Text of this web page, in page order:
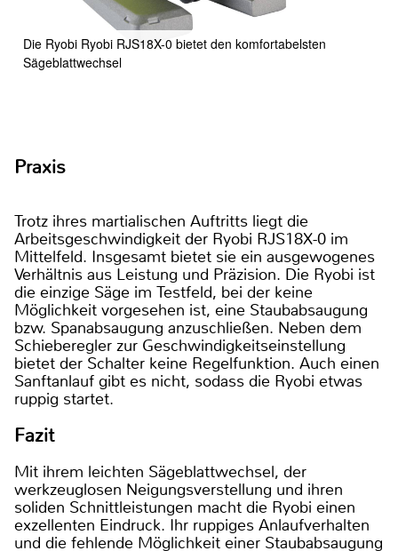
Die Ryobi Ryobi RJS18X-0 bietet den komfortabelsten
Sägeblattwechsel
Praxis
Trotz ihres martialischen Auftritts liegt die
Arbeitsgeschwindigkeit der Ryobi RJS18X-0 im
Mittelfeld. Insgesamt bietet sie ein ausgewogenes
Verhältnis aus Leistung und Präzision. Die Ryobi ist
die einzige Säge im Testfeld, bei der keine
Möglichkeit vorgesehen ist, eine Staubabsaugung
bzw. Spanabsaugung anzuschließen. Neben dem
Schieberegler zur Geschwindigkeitseinstellung
bietet der Schalter keine Regelfunktion. Auch einen
Sanftanlauf gibt es nicht, sodass die Ryobi etwas
ruppig startet.
Fazit
Mit ihrem leichten Sägeblattwechsel, der
werkzeuglosen Neigungsverstellung und ihren
soliden Schnittleistungen macht die Ryobi einen
exzellenten Eindruck. Ihr ruppiges Anlaufverhalten
und die fehlende Möglichkeit einer Staubabsaugung